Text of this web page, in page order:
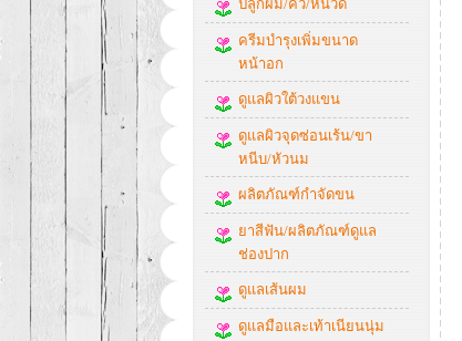
ปลูกผม/คิ้ว/หนวด
ครีมบำรุงเพิ่มขนาด
หน้าอก
ดูแลผิวใต้วงแขน
ดูแลผิวจุดซ่อนเร้น/ขา
หนีบ/หัวนม
ผลิตภัณฑ์กำจัดขน
ยาสีฟัน/ผลิตภัณฑ์ดูแล
ช่องปาก
ดูแลเส้นผม
ดูแลมือและเท้าเนียนนุ่ม